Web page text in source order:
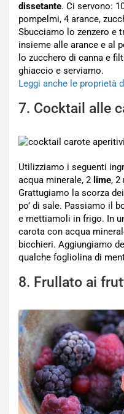
dissetante. Ci servono:
pompelmi, 4 arance,
Sbucciamo lo zenzero e
insieme alle arance e al
lo zucchero di canna e
ghiaccio e serviamo.
Leggi anche le proprietà
7. Cocktail alle
Utilizziamo i seguenti
acqua minerale, 2 lime, 2
Grattugiamo la scorza
po’ di sale. Passiamo il
e mettiamoli in frigo. In
carota con acqua
bicchieri. Aggiungiamo
qualche fogliolina di
8. Frullato ai